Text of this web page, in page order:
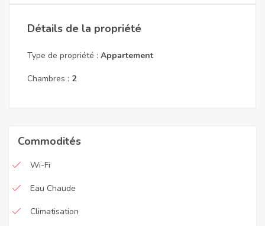
Détails de la propriété
Type de propriété : Appartement
Chambres : 2
Commodités
Wi-Fi
Eau Chaude
Climatisation